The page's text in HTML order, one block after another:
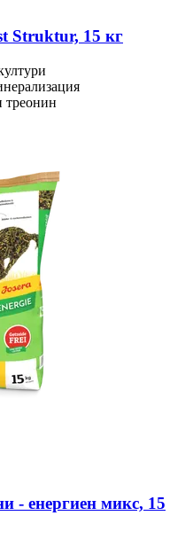
Struktur, 15 кг
треонин
-​ енергиен микс, 15